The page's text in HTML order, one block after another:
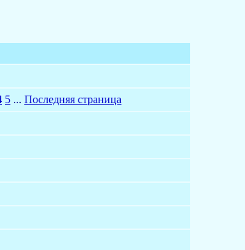
5 ... Последняя страница